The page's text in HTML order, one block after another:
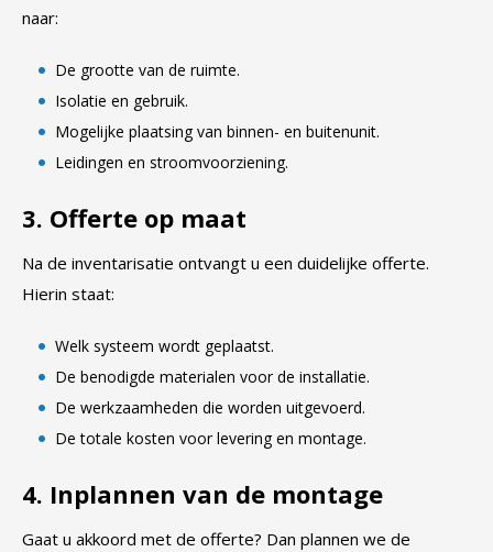
naar:
De grootte van de ruimte.
Isolatie en gebruik.
Mogelijke plaatsing van binnen- en buitenunit.
Leidingen en stroomvoorziening.
3. Offerte op maat
Na de inventarisatie ontvangt u een duidelijke offerte.
Hierin staat:
Welk systeem wordt geplaatst.
De benodigde materialen voor de installatie.
De werkzaamheden die worden uitgevoerd.
De totale kosten voor levering en montage.
4. Inplannen van de montage
Gaat u akkoord met de offerte? Dan plannen we de